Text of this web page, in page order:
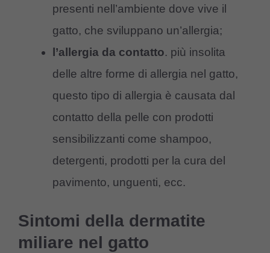
presenti nell’ambiente dove vive il
gatto, che sviluppano un’allergia;
l’allergia da contatto. più insolita
delle altre forme di allergia nel gatto,
questo tipo di allergia è causata dal
contatto della pelle con prodotti
sensibilizzanti come shampoo,
detergenti, prodotti per la cura del
pavimento, unguenti, ecc.
Sintomi della dermatite
miliare nel gatto